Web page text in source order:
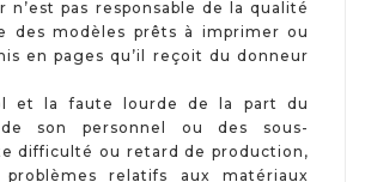
n’est pas responsable de la qualité
des modèles prêts à imprimer ou
en pages qu’il reçoit du donneur
et la faute lourde de la part du
de son personnel ou des sous-
difficulté ou retard de production,
relatifs aux matériaux